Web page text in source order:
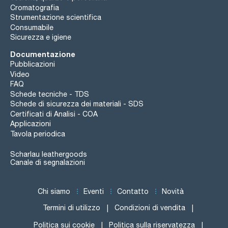
Cromatografia
Strumentazione scientifica
Consumabile
Sicurezza e igiene
Documentazione
Pubblicazioni
Video
FAQ
Schede tecniche - TDS
Schede di sicurezza dei materiali - SDS
Certificati di Analisi - COA
Applicazioni
Tavola periodica
Scharlau leathergoods
Canale di segnalazioni
Chi siamo Eventi Contatto Novità
Termini di utilizzo Condizioni di vendita
Politica sui cookie Politica sulla riservatezza